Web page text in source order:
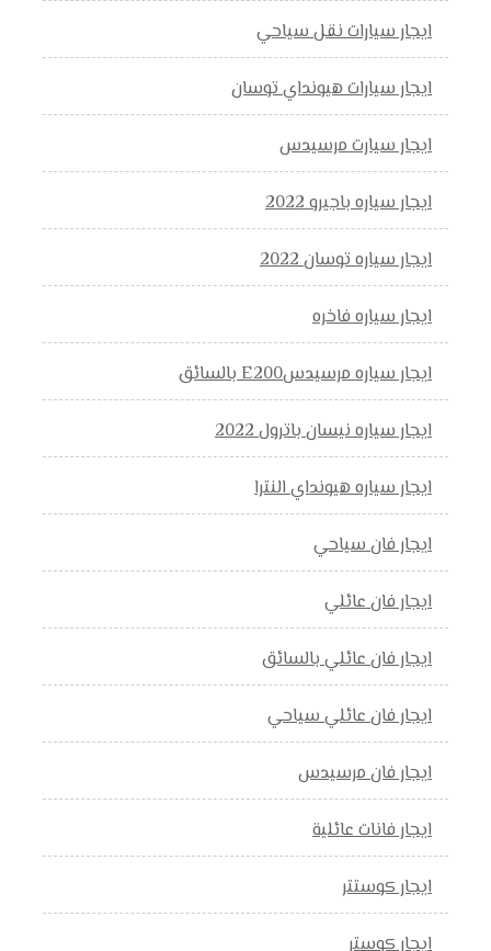
ايجار سيارات نقل سياحي
ايجار سيارات هيونداي توسان
ايجار سيارت مرسيدس
ايجار سياره باجيرو 2022
ايجار سياره توسان 2022
ايجار سياره فاخره
ايجار سياره مرسيدسE200 بالسائق
ايجار سياره نيسان باترول 2022
ايجار سياره هيونداي النترا
ايجار فان سياحي
ايجار فان عائلي
ايجار فان عائلي بالسائق
ايجار فان عائلي سياحي
ايجار فان مرسيدس
ايجار فانات عائلية
ايجار كوستتر
ايجار كوستر